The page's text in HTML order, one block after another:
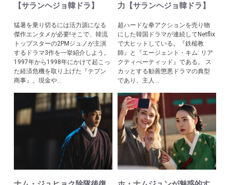
【サランヘジョ韓ドラ】
猛暑を乗り切るには活力源になる
傑作エンタメが必要!そこで、韓流
トップスターの2PMジュノが主演
するドラマ3作を一挙紹介しよう。
1997年から1998年にかけて起こっ
た経済危機を取り上げた『テプン
商事』。現金や...
力【サランヘジョ韓ドラ】
超ハードな拳アクションを売り物
にした韓国ドラマが連続してNetflix
で大ヒットしている。『鉄槌教
師』と『エージェント・キム: リア
クティべーティッド』である。 ス
カッとする勧善懲悪ドラマの典型
であり、主人...